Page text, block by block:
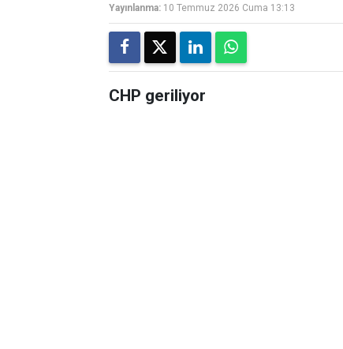
Yayınlanma: 10 Temmuz 2026 Cuma 13:13
CHP geriliyor